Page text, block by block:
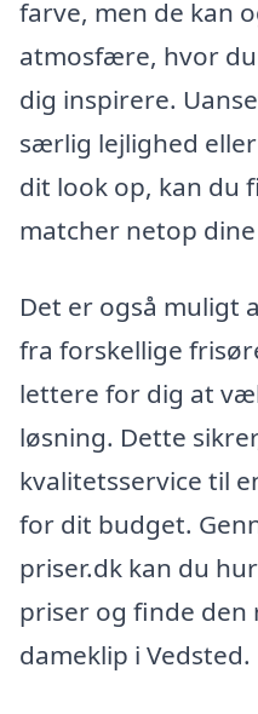
farve, men de kan
atmosfære, hvor
dig inspirere.
særlig lejlighed
dit look op, kan du
matcher netop
Det er også muligt
fra forskellige
lettere for dig at
løsning. Dette
kvalitetsservice til
for dit budget.
priser.dk kan du
priser og finde
dameklip i Vedsted.